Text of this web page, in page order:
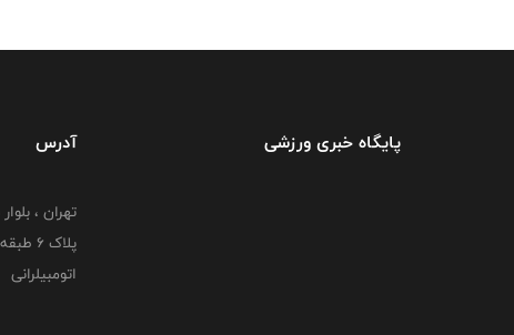
پایگاه خبری ورزشی آدرس
تهران ،
پلاک
اتومبیلرانی